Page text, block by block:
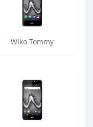
Wiko Tommy